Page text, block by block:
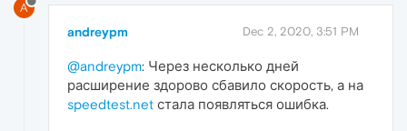
A
andreypm Dec 2, 2020, 3:51 PM
@andreypm: Через несколько дней
расширение здорово сбавило скорость, а на
speedtest.net стала появляться ошибка.